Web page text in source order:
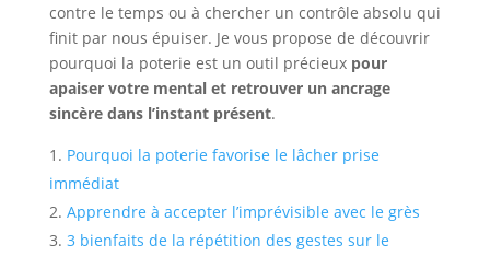
contre le temps ou à chercher un contrôle absolu qui
finit par nous épuiser. Je vous propose de découvrir
pourquoi la poterie est un outil précieux pour
apaiser votre mental et retrouver un ancrage
sincère dans l’instant présent.
Pourquoi la poterie favorise le lâcher prise
immédiat
Apprendre à accepter l’imprévisible avec le grès
3 bienfaits de la répétition des gestes sur le